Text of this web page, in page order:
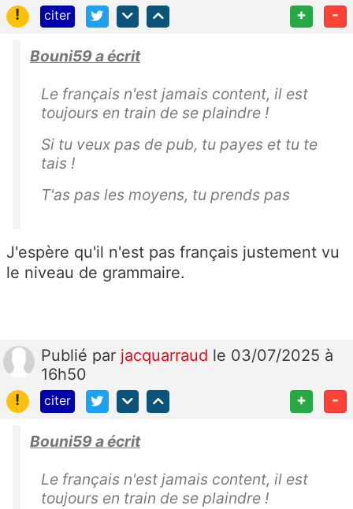
!
citer + -
Bouni59 a écrit
Le français n'est jamais content, il est
toujours en train de se plaindre !
Si tu veux pas de pub, tu payes et tu te
tais !
T'as pas les moyens, tu prends pas
J'espère qu'il n'est pas français justement vu
le niveau de grammaire.
Publié par jacquarraud le 03/07/2025 à
16h50
!
citer + -
Bouni59 a écrit
Le français n'est jamais content, il est
toujours en train de se plaindre !